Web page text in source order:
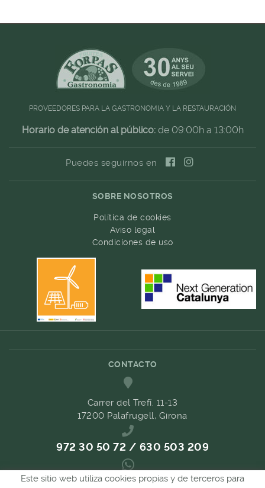
PROVEEDORES PARA LA GASTRONOMIA Y LA RESTAURACIÓN
Horario de atención al público:de 09:00h a 13:00h
Puedes seguirnos en
SOBRE NOSOTROS
Política de cookies
Aviso legal
Condiciones de uso
CONTACTO
Carrer del Trefí. 11-13
17200 Palafrugell, Girona
972 30 50 72 / 630 503 209
689 657 489
Este sitio web utiliza cookies propias y de terceros para